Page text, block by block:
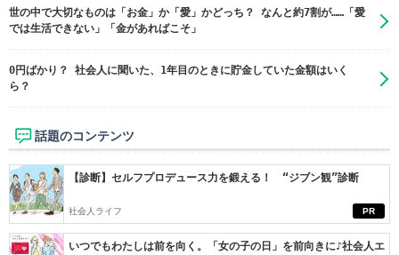
世の中で大切なものは「お金」か「愛」かどっち？ なんと約7割が……「愛
では生活できない」「金があればこそ」
0円ばかり？ 社会人に聞いた、1年目のときに貯金していた金額はいく
ら？
話題のコンテンツ
PR
【診断】セルフプロデュース力を鍛える！ “ジブン観”診断
社会人ライフ
いつでもわたしは前を向く。「女の子の日」を前向きに♪社会人エ